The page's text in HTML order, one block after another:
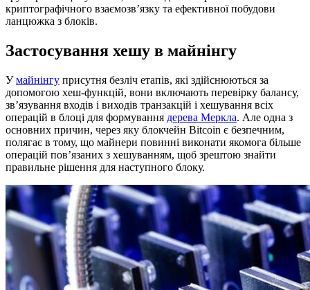
криптографічного взаємозв’язку та ефективної побудови
ланцюжка з блоків.
Застосування хешу в майнінгу
Умайнінгу присутня безліч етапів, які здійснюються за
допомогою хеш-функцій, вони включають перевірку балансу,
зв’язування входів і виходів транзакцій і хешування всіх
операцій в блоці для формування дерева Меркла. Але одна з
основних причин, через яку блокчейн Bitcoin є безпечним,
полягає в тому, що майнери повинні виконати якомога більше
операцій пов’язаних з хешуванням, щоб зрештою знайти
правильне рішення для наступного блоку.